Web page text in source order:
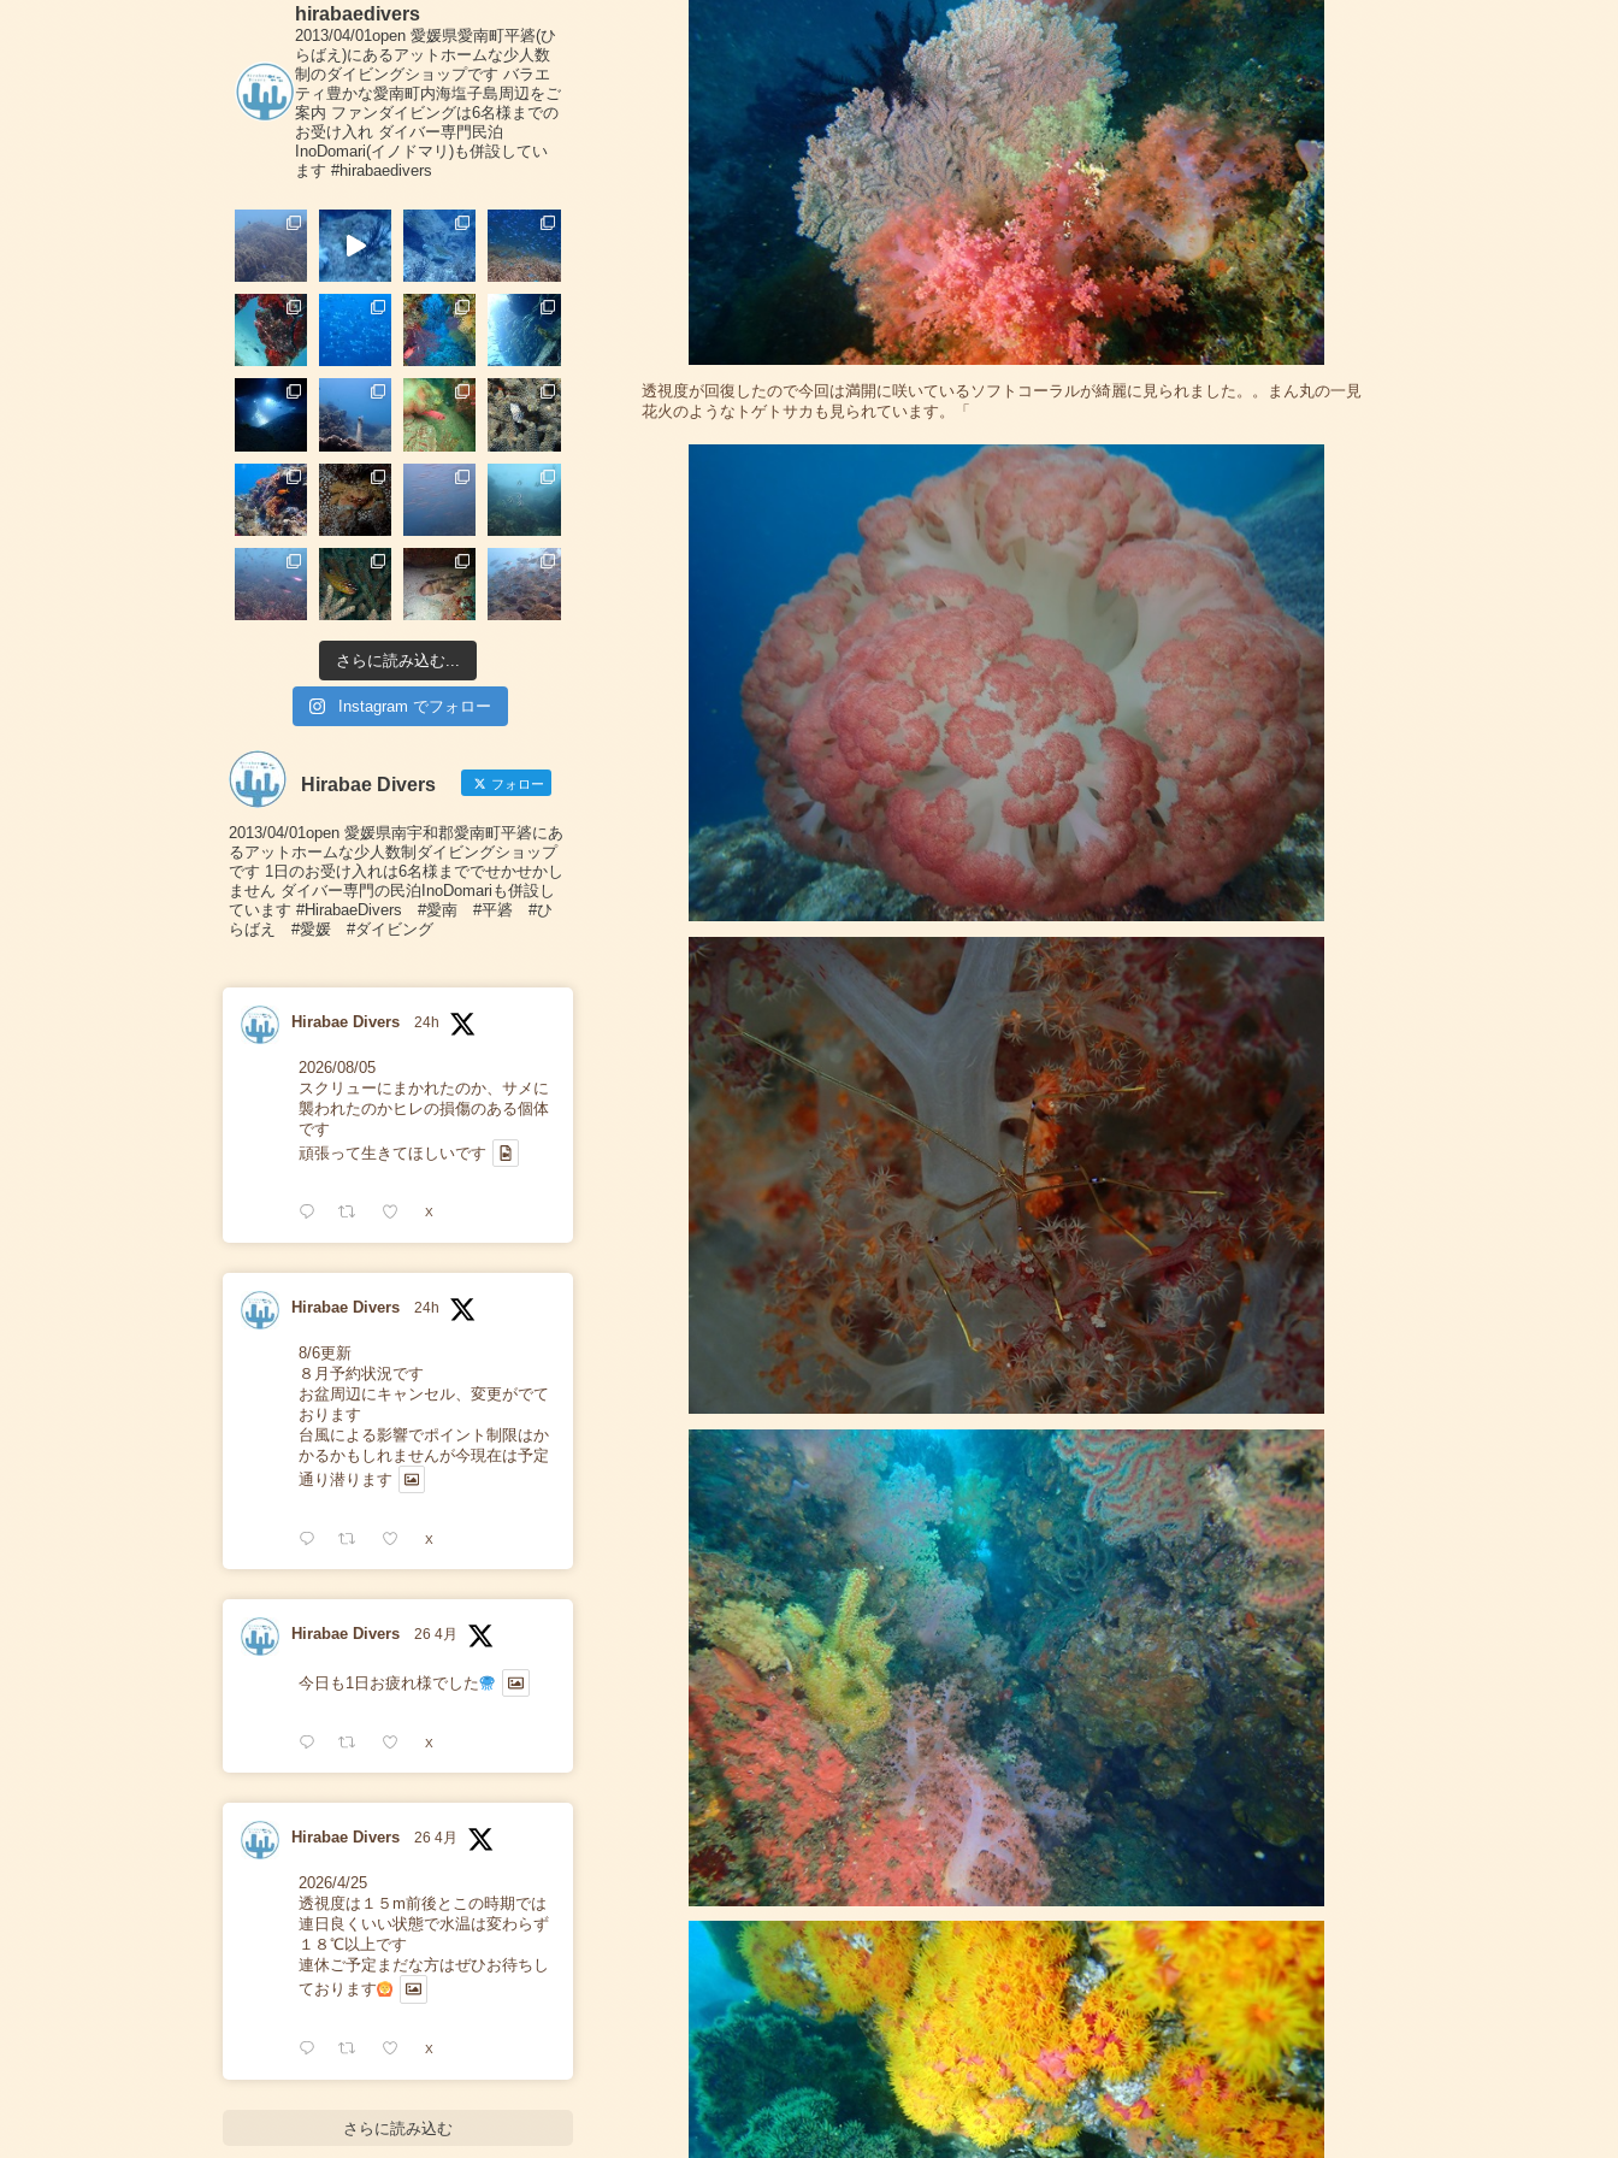
透視度が回復したので今回は満開に咲いているソフトコーラルが綺麗に見られました。。まん丸の一見
花火のようなトゲトサカも見られています。「
hirabaedivers
2013/04/01open愛媛県愛南町平碆(ひ
らばえ)にあるアットホームな少人数
制のダイビングショップです バラエ
ティ豊かな愛南町内海塩子島周辺をご
案内 ファンダイビングは6名様までの
お受け入れダイバー専門民泊
InoDomari(イノドマリ)も併設してい
ます #hirabaedivers
さらに読み込む...
Instagram でフォロー
Hirabae Divers フォロー
2013/04/01open 愛媛県南宇和郡愛南町平碆にあ
るアットホームな少人数制ダイビングショップ
です 1日のお受け入れは6名様まででせかせかし
ません ダイバー専門の民泊InoDomariも併設し
ています #HirabaeDivers #愛南 #平碆 #ひ
らばえ #愛媛 #ダイビング
Hirabae Divers 24h
2026/08/05
スクリューにまかれたのか、サメに
襲われたのかヒレの損傷のある個体
です
頑張って生きてほしいです
X
Hirabae Divers 24h
8/6更新
８月予約状況です
お盆周辺にキャンセル、変更がでて
おります
台風による影響でポイント制限はか
かるかもしれませんが今現在は予定
通り潜ります
X
Hirabae Divers 26 4月
今日も1日お疲れ様でした
X
Hirabae Divers 26 4月
2026/4/25
透視度は１５m前後とこの時期では
連日良くいい状態で水温は変わらず
１８℃以上です
連休ご予定まだな方はぜひお待ちし
ております
X
さらに読み込む